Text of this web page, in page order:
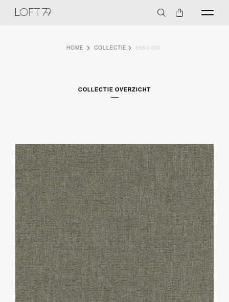
HOME COLLECTIE 6950 010
COLLECTIE OVERZICHT